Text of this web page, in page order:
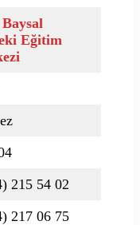
Eğitim
215 54 02
217 06 75